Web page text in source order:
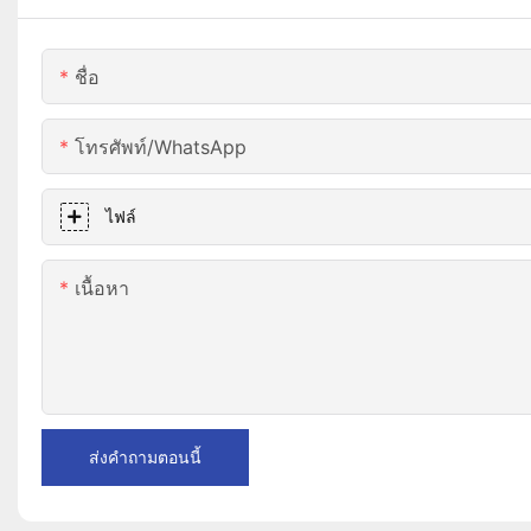
ชื่อ
โทรศัพท์/WhatsApp
ไฟล์
เนื้อหา
ส่งคำถามตอนนี้